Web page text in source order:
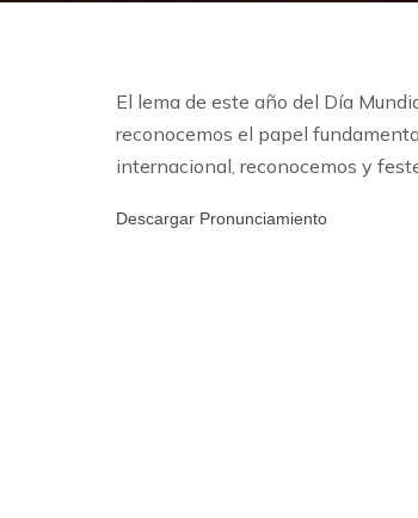
El lema de este año del Día
reconocemos el papel
internacional, reconocemos y
Descargar Pronunciamiento